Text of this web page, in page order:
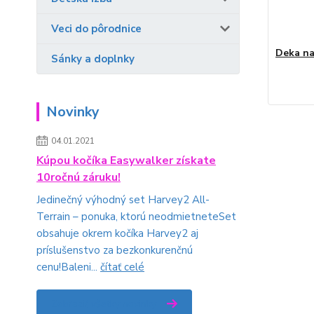
Veci do pôrodnice
Sánky a doplnky
Novinky
04.01.2021
Kúpou kočíka Easywalker získate
10ročnú záruku!
Jedinečný výhodný set Harvey2 All-
Terrain – ponuka, ktorú neodmietneteSet
obsahuje okrem kočíka Harvey2 aj
príslušenstvo za bezkonkurenčnú
cenu!Baleni... čítať celé
Deka